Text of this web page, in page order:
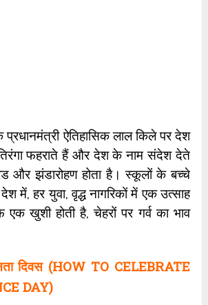
ऐतिहासिक लाल किले पर देश
तिरंगा फहराते हैं और देश के नाम संदेश देते
और झंडारोहण होता है। स्कूलों के बच्चे
में, हर युवा, वृद्ध नागरिकों में एक उत्साह
खुशी होती है, चेहरों पर गर्व का भाव
दिवस (HOW TO CELEBRATE
DAY)